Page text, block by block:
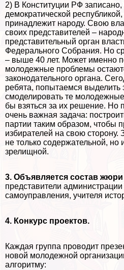
2) В Конституции РФ
демократической
принадлежит народу. Свою
своих представителей –
представительный орган
Федерального Собрания. Но
– выше 40 лет. Может именно
молодежные проблемы
законодательного органа.
ребята, попытаемся выделить
смоделировать те
бы взяться за их решение. Но
очень важная задача:
партии таким образом, чтобы
избирателей на свою сторону.
не только содержательной, но
зрелищной.
3. Объявляется состав жюри
представители
самоуправления, учителя
4. Конкурс проектов.
Каждая группа проводит
новой молодежной
алгоритму: